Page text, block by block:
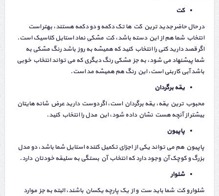
کت
در حال حاضر جدید ترین کت ها تک دکمه و دو دکمه هستند، بهتر است
انتخاب شما هم از این دسته باشد، کت مشکی نماد استایل کلاسیک است.
اگر قصد دارید کتی را انتخاب کنید که همیشه به روز باشد رنگ مشکی به
شما پیشنهاد می شود، به جز مشکی رنگ دیگری که می تواند انتخاب خوبی
باشد آبی کاربنی است، این رنگ هم همیشه مد است.
یقه برگردان
محبوب ترین یقه، یقه برگردان است، اگر دوست دارید عرض شانه هایتان
بیشتر از آنچه هست نشان داده شود، این مدل را انتخاب کنید.
پاپیون
پاپیون هم می تواند یکی از اجزای تکمیل کننده استایل شما باشد، دو مدل
بزرگ و کوچک آن وجود دارد که انتخاب آن بستگی به سلیقه خودتان دارد.
شلوار
شلوار و کت شما باید ست و از یک پارچه یکسان باشند، البته به جز موارد